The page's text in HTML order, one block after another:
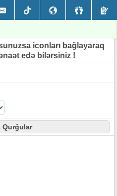
iconları bağlayaraq
edə bilərsiniz !
Qurğular